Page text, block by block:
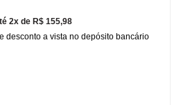
2x de R$ 155,98
desconto a vista no depósito bancário